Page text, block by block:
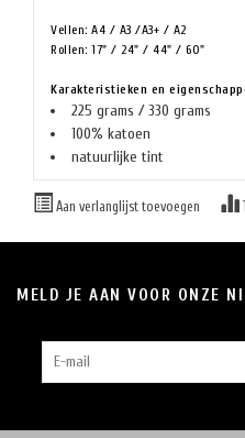
Vellen: A4 / A3 /A3+ / A2
Rollen: 17" / 24" / 44" / 60"
Karakteristieken en
225 grams / 330 grams
100% katoen
natuurlijke tint
Aan verlanglijst toevoegen
MELD JE AAN VOOR ONZE